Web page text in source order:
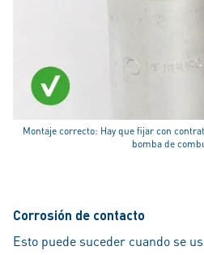
Montaje correcto: Hay que fijar con
bomba de
Corrosión de contacto
Esto puede suceder cuando se